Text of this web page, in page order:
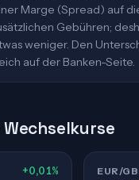
Marge (Spread) auf
Gebühren;
weniger. Den
auf der Banken-Seite.
+0,01% EUR/